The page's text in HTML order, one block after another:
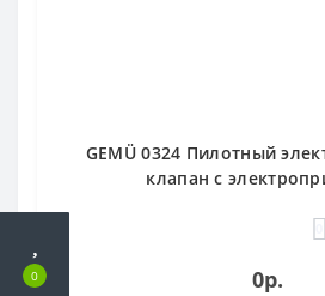
0
GEMÜ 0324 Пилотный
клапан с
0р.